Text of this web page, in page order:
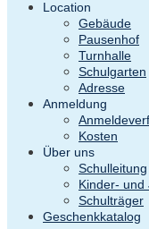
Location
Gebäude
Pausenhof
Turnhalle
Schulgarten
Adresse
Anmeldung
Kosten
Über uns
Schulleitung
Kinder- und
Schulträger
Geschenkkatalog